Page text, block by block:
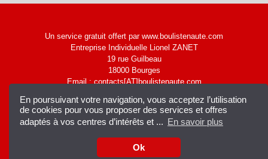
En poursuivant votre navigation, vous acceptez l’utilisation
de cookies pour vous proposer des services et offres
adaptés à vos centres d’intérêts et ... En savoir plus
Ok
Un service gratuit offert par www.boulistenaute.com
Entreprise Individuelle Lionel ZANET
19 rue Guilbeau
18000 Bourges
Email : contacts[AT]boulistenaute.com